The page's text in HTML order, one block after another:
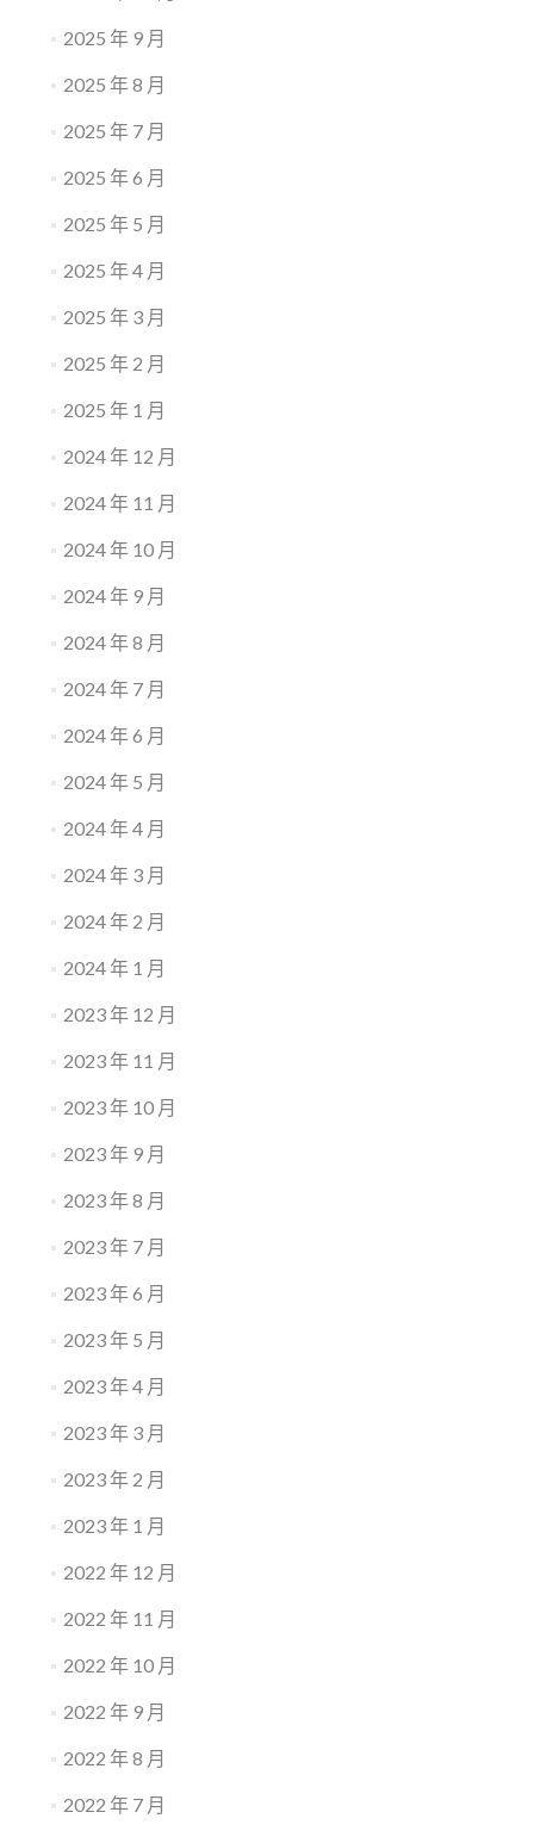
2025 年 9 月
2025 年 8 月
2025 年 7 月
2025 年 6 月
2025 年 5 月
2025 年 4 月
2025 年 3 月
2025 年 2 月
2025 年 1 月
2024 年 12 月
2024 年 11 月
2024 年 10 月
2024 年 9 月
2024 年 8 月
2024 年 7 月
2024 年 6 月
2024 年 5 月
2024 年 4 月
2024 年 3 月
2024 年 2 月
2024 年 1 月
2023 年 12 月
2023 年 11 月
2023 年 10 月
2023 年 9 月
2023 年 8 月
2023 年 7 月
2023 年 6 月
2023 年 5 月
2023 年 4 月
2023 年 3 月
2023 年 2 月
2023 年 1 月
2022 年 12 月
2022 年 11 月
2022 年 10 月
2022 年 9 月
2022 年 8 月
2022 年 7 月